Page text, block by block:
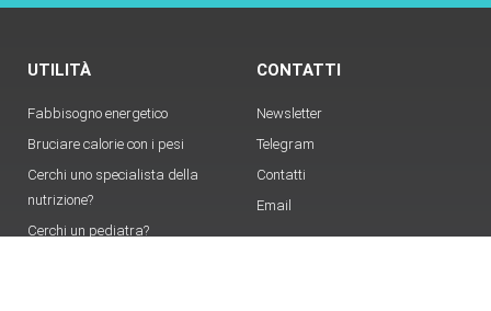
UTILITÀ
Fabbisogno energetico
Bruciare calorie con i pesi
Cerchi uno specialista della
nutrizione?
Cerchi un pediatra?
CONTATTI
Newsletter
Telegram
Contatti
Email